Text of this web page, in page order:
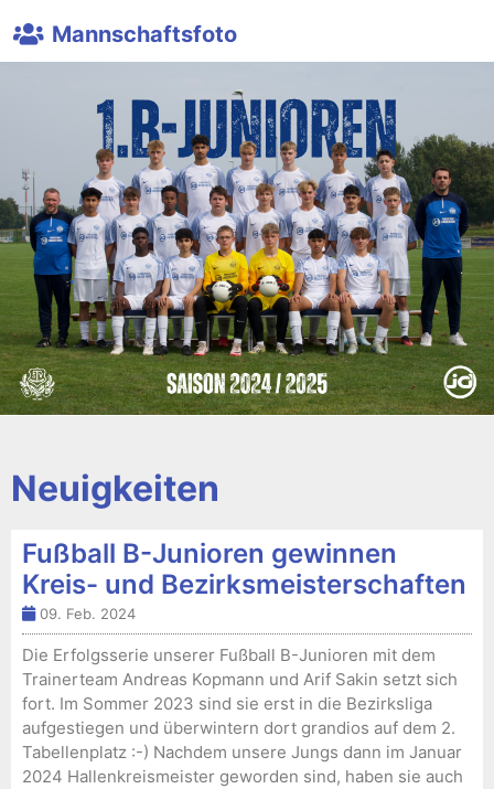
Mannschaftsfoto
Neuigkeiten
Fußball B-Junioren gewinnen
Kreis- und Bezirksmeisterschaften
09. Feb. 2024
Die Erfolgsserie unserer Fußball B-Junioren mit dem
Trainerteam Andreas Kopmann und Arif Sakin setzt sich
fort. Im Sommer 2023 sind sie erst in die Bezirksliga
aufgestiegen und überwintern dort grandios auf dem 2.
Tabellenplatz :-) Nachdem unsere Jungs dann im Januar
2024 Hallenkreismeister geworden sind, haben sie auch